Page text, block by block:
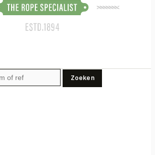
Zoeken